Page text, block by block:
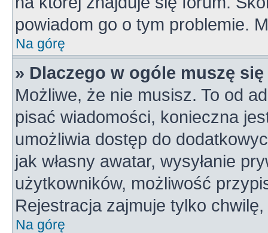
powiadom go o tym problemie.
Na górę
» Dlaczego w ogóle muszę
Możliwe, że nie musisz. To od
pisać wiadomości, konieczna
umożliwia dostęp do
jak własny awatar, wysyłanie
użytkowników, możliwość
Rejestracja zajmuje tylko
Na górę